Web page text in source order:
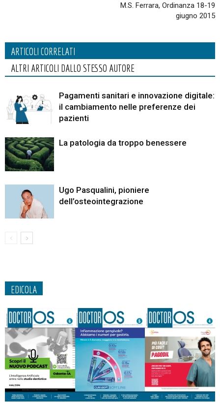
M.S. Ferrara, Ordinanza 18-19
giugno 2015
ARTICOLI CORRELATI
ALTRI ARTICOLI DALLO STESSO AUTORE
Pagamenti sanitari e innovazione digitale:
il cambiamento nelle preferenze dei
pazienti
La patologia da troppo benessere
Ugo Pasqualini, pioniere
dell’osteointegrazione
EDICOLA